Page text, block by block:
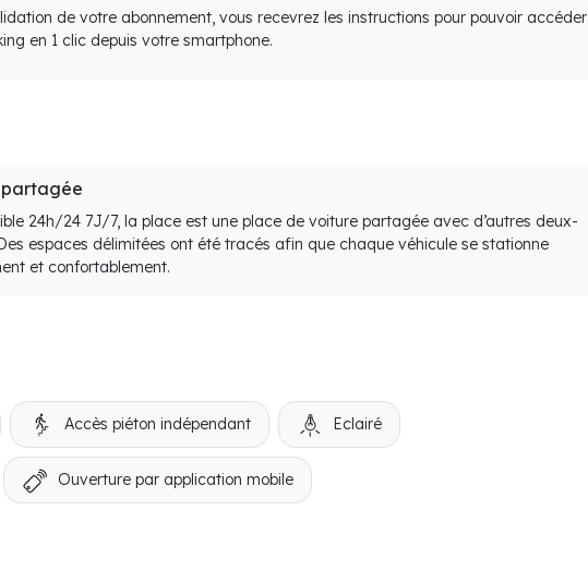
de votre abonnement, vous recevrez les instructions pour pouvoir accéder
en 1 clic depuis votre smartphone.
partagée
24h/24 7J/7, la place est une place de voiture partagée avec d’autres deux-
espaces délimitées ont été tracés afin que chaque véhicule se stationne
et confortablement.
Accès piéton indépendant Eclairé
Ouverture par application mobile